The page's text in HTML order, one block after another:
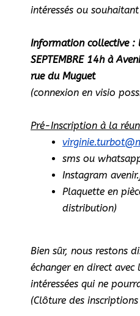
intéressés ou
Information collective :
SEPTEMBRE 14h à
rue du Muguet
(connexion en visio
Pré-Inscription à la
sms ou
Instagram
Plaquette en
distribution)
Bien sûr, nous restons
échanger en direct avec
intéressées qui ne
(Clôture des